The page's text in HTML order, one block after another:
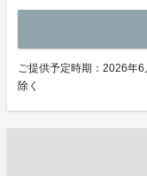
ご提供予定時期：2026年
除く